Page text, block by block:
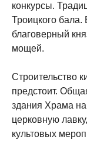
конкурсы.
Троицкого
благоверный
мощей.
Строительство
предстоит.
здания Храма
церковную
культовых